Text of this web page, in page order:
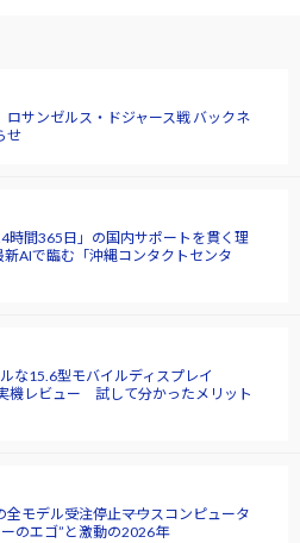
サンゼルス・ドジャース戦 バックネ
せ
時間365日」の国内サポートを貫く理
AIで臨む「沖縄コンタクトセンタ
な15.6型モバイルディスプレイ
機レビュー 試して分かったメリット
モデル受注停止――マウスコンピュータ
のエゴ”と激動の2026年